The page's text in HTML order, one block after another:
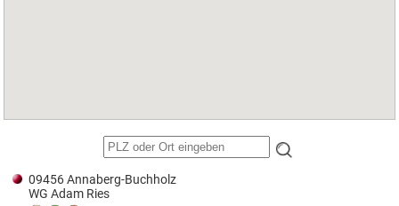
09456 Annaberg-Buchholz
WG Adam Ries